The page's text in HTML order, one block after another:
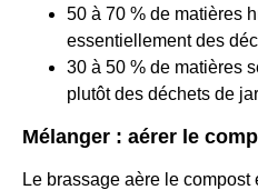
50 à 70 % de matières
essentiellement des
30 à 50 % de matières
plutôt des déchets de
Mélanger : aérer le
Le brassage aère le